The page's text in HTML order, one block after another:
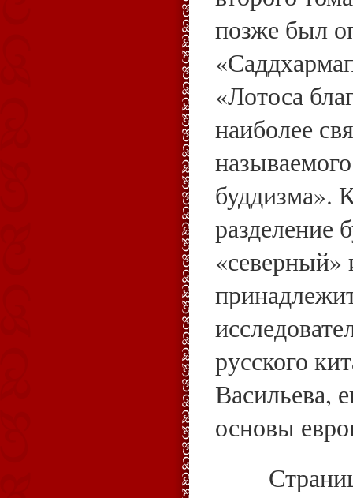
позже был
«Лотоса
наиболее
буддизма».
разделение
русского
Васильева,
основы